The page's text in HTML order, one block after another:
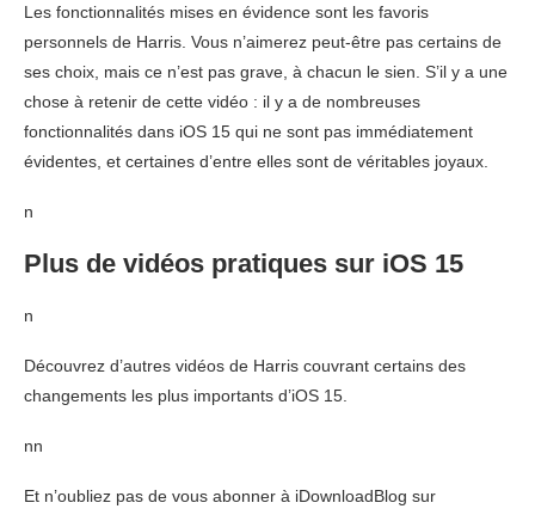
Les fonctionnalités mises en évidence sont les favoris
personnels de Harris. Vous n’aimerez peut-être pas certains de
ses choix, mais ce n’est pas grave, à chacun le sien. S’il y a une
chose à retenir de cette vidéo : il y a de nombreuses
fonctionnalités dans iOS 15 qui ne sont pas immédiatement
évidentes, et certaines d’entre elles sont de véritables joyaux.
n
Plus de vidéos pratiques sur iOS 15
n
Découvrez d’autres vidéos de Harris couvrant certains des
changements les plus importants d’iOS 15.
nn
Et n’oubliez pas de vous abonner à iDownloadBlog sur